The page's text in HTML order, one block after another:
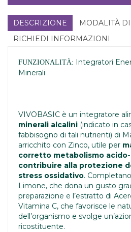
DESCRIZIONE
MODALITÀ
RICHIEDI INFORMAZIONI
FUNZIONALITÀ:
Integratori
Minerali
VIVOBASIC è un integratore
minerali alcalini (indicato in
fabbisogno di tali nutrienti) di
arricchito con Zinco, utile per
corretto metabolismo
contribuire alla protezione
stress ossidativo.
Limone, che dona un gusto
preparazione e l’estratto di
Vitamina C, che favorisce le
dell’organismo e svolge
ricostituente.